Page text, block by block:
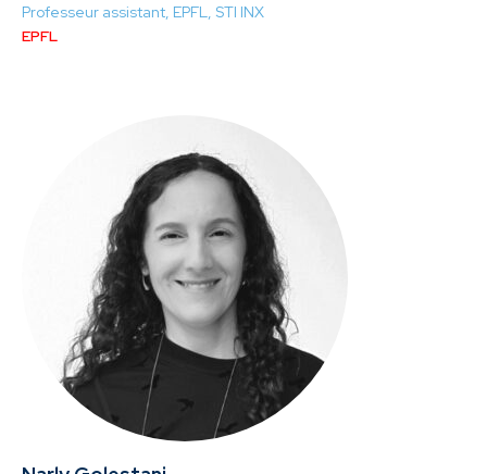
Professeur assistant, EPFL, STI INX
EPFL